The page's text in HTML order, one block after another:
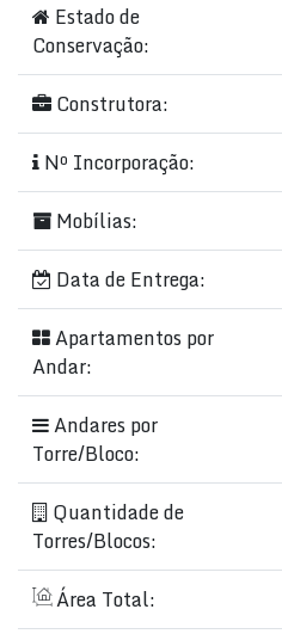
Estado de
Conservação:
Construtora:
Nº Incorporação:
Mobílias:
Data de Entrega:
Apartamentos por
Andar:
Andares por
Torre/Bloco:
Quantidade de
Torres/Blocos:
Área Total: